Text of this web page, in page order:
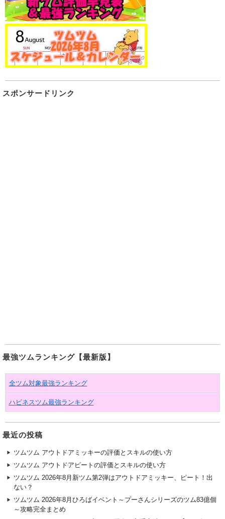
スポンサードリンク
最強ツムランキング【最新版】
全ツム対象最強ランキング
ハピネスツム最強ランキング
最近の投稿
ツムツム アウトドアミッキーの評価とスキルの使い方
ツムツム アウトドアピートの評価とスキルの使い方
ツムツム 2026年8月新ツム第2弾はアウトドアミッキー、ピート！出
ない？
ツムツム 2026年8月ひろばイベント～プーさんシリーズのツム83億個
～攻略完全まとめ